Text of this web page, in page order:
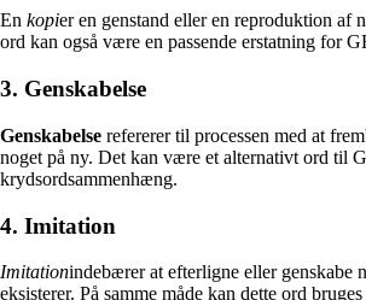
En kopier en genstand eller en reproduktion af
ord kan også være en passende erstatning for
3. Genskabelse
Genskabelse refererer til processen med at
noget på ny. Det kan være et alternativt ord til
krydsordsammenhæng.
4. Imitation
Imitationindebærer at efterligne eller genskabe
eksisterer. På samme måde kan dette ord